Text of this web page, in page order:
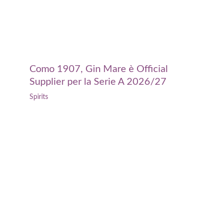
Como 1907, Gin Mare è Official
Supplier per la Serie A 2026/27
Spirits